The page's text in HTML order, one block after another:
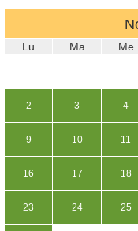
Lu Ma Me
2 3 4
9 10 11
16 17 18
23 24 25